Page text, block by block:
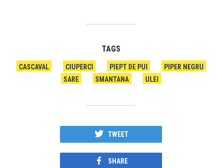
TAGS
CASCAVAL CIUPERCI PIEPT DE PUI
PIPER NEGRU
SARE
SMANTANA ULEI
TWEET
SHARE